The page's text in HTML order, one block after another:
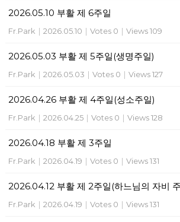
2026.05.10 부활 제 6주일
Fr.Park | 2026.05.10 | Votes 0 | Views 109
2026.05.03 부활 제 5주일(생명주일)
Fr.Park | 2026.05.03 | Votes 0 | Views 127
2026.04.26 부활 제 4주일(성소주일)
Fr.Park | 2026.04.25 | Votes 0 | Views 128
2026.04.18 부활 제 3주일
Fr.Park | 2026.04.19 | Votes 0 | Views 131
2026.04.12 부활 제 2주일(하느님의 자비
Fr.Park | 2026.04.19 | Votes 0 | Views 131